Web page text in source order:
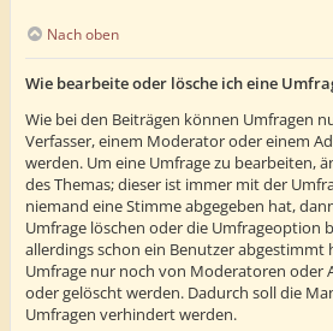
Nach oben
Wie bearbeite oder lösche ich eine
Wie bei den Beiträgen können Umfragen
Verfasser, einem Moderator oder einem
werden. Um eine Umfrage zu bearbeiten,
des Themas; dieser ist immer mit der
niemand eine Stimme abgegeben hat,
Umfrage löschen oder die Umfrageoption
allerdings schon ein Benutzer abgestimmt
Umfrage nur noch von Moderatoren oder
oder gelöscht werden. Dadurch soll die
Umfragen verhindert werden.